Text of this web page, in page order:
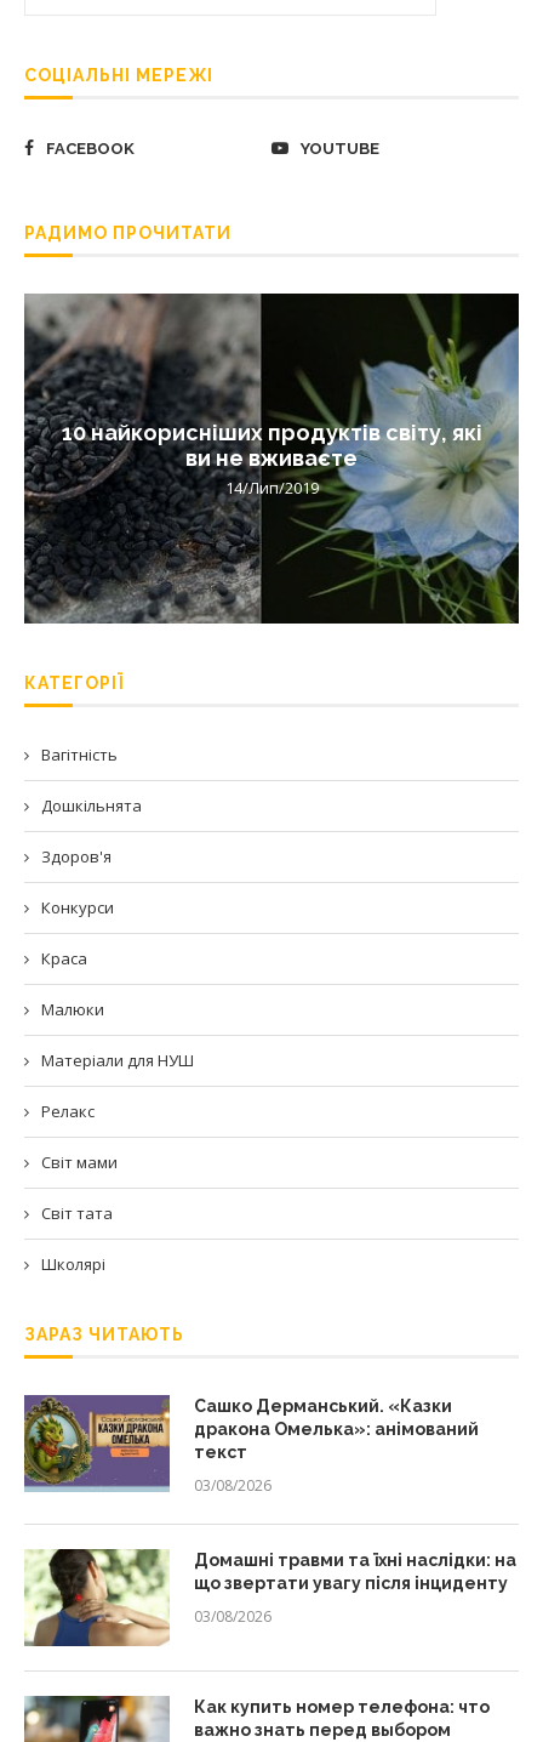
СОЦІАЛЬНІ МЕРЕЖІ
FACEBOOK YOUTUBE
РАДИМО ПРОЧИТАТИ
10 найкорисніших продуктів світу, які
ви не вживаєте
14/Лип/2019
КАТЕГОРІЇ
Вагітність
Дошкільнята
Здоров'я
Конкурси
Краса
Малюки
Матеріали для НУШ
Релакс
Світ мами
Світ тата
Школярі
ЗАРАЗ ЧИТАЮТЬ
Сашко Дерманський. «Казки
дракона Омелька»: анімований
текст
03/08/2026
Домашні травми та їхні наслідки: на
що звертати увагу після інциденту
03/08/2026
Как купить номер телефона: что
важно знать перед выбором